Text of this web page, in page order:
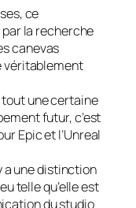
ce
la recherche
canevas
véritablement
une certaine
futur, c’est
Epic et l’Unreal
a une distinction
telle qu’elle est
du studio